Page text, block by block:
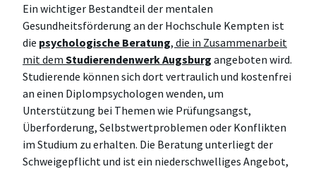
Ein wichtiger Bestandteil der mentalen
Gesundheitsförderung an der Hochschule Kempten ist
die psychologische Beratung, die in Zusammenarbeit
mit dem Studierendenwerk Augsburg angeboten wird.
Studierende können sich dort vertraulich und kostenfrei
an einen Diplompsychologen wenden, um
Unterstützung bei Themen wie Prüfungsangst,
Überforderung, Selbstwertproblemen oder Konflikten
im Studium zu erhalten. Die Beratung unterliegt der
Schweigepflicht und ist ein niederschwelliges Angebot,